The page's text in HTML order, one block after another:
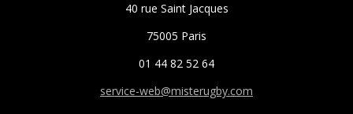
40 rue Saint Jacques
75005 Paris
01 44 82 52 64
service-web@misterugby.com